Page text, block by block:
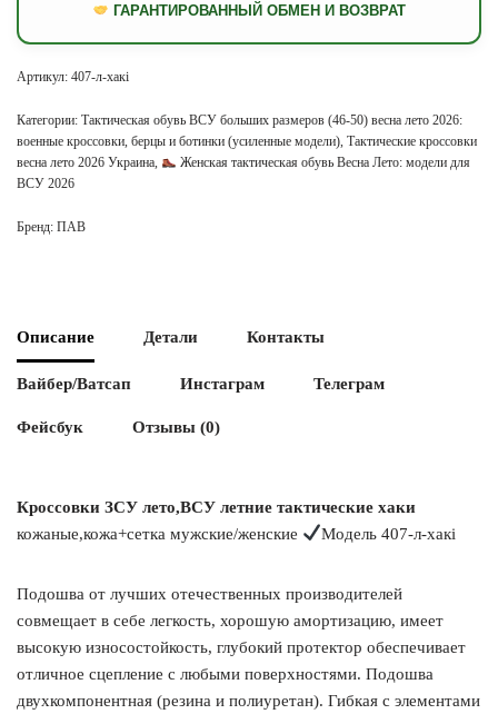
ГАРАНТИРОВАННЫЙ ОБМЕН И ВОЗВРАТ
Артикул: 407-л-хакі
Категории: Тактическая обувь ВСУ больших размеров (46-50) весна лето 2026:
военные кроссовки, берцы и ботинки (усиленные модели) Тактические кроссовки
весна лето 2026 Украина
Женская тактическая обувь Весна Лето: модели для
ВСУ 2026
Бренд: ПАВ
Описание Детали Контакты
Вайбер/Ватсап Инстаграм Телеграм
Фейсбук Отзывы (0)
Кроссовки ЗСУ лето,ВСУ летние тактические хаки
кожаные,кожа+сетка мужские/женские
Модель 407-л-хакі
Подошва от лучших отечественных производителей
совмещает в себе легкость, хорошую амортизацию, имеет
высокую износостойкость, глубокий протектор обеспечивает
отличное сцепление с любыми поверхностями. Подошва
двухкомпонентная (резина и полиуретан). Гибкая с элементами